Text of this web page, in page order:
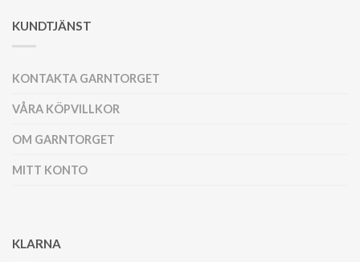
KUNDTJÄNST
KONTAKTA GARNTORGET
VÅRA KÖPVILLKOR
OM GARNTORGET
MITT KONTO
KLARNA